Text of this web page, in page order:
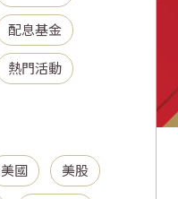
配息基金
熱門活動
美國 美股